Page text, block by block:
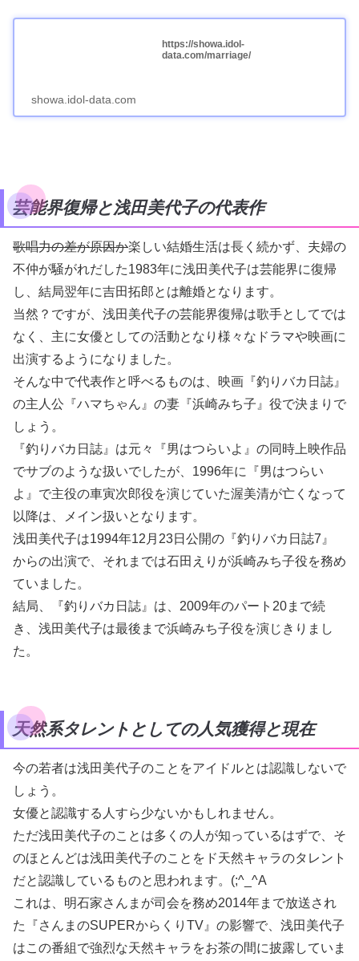
https://showa.idol-
data.com/marriage/
showa.idol-data.com
芸能界復帰と浅田美代子の代表作
歌唱力の差が原因か楽しい結婚生活は長く続かず、夫婦の
不仲が騒がれだした1983年に浅田美代子は芸能界に復帰
し、結局翌年に吉田拓郎とは離婚となります。
当然？ですが、浅田美代子の芸能界復帰は歌手としてでは
なく、主に女優としての活動となり様々なドラマや映画に
出演するようになりました。
そんな中で代表作と呼べるものは、映画『釣りバカ日誌』
の主人公『ハマちゃん』の妻『浜崎みち子』役で決まりで
しょう。
『釣りバカ日誌』は元々『男はつらいよ』の同時上映作品
でサブのような扱いでしたが、1996年に『男はつらい
よ』で主役の車寅次郎役を演じていた渥美清が亡くなって
以降は、メイン扱いとなります。
浅田美代子は1994年12月23日公開の『釣りバカ日誌7』
からの出演で、それまでは石田えりが浜崎みち子役を務め
ていました。
結局、『釣りバカ日誌』は、2009年のパート20まで続
き、浅田美代子は最後まで浜崎みち子役を演じきりまし
た。
天然系タレントとしての人気獲得と現在
今の若者は浅田美代子のことをアイドルとは認識しないで
しょう。
女優と認識する人すら少ないかもしれません。
ただ浅田美代子のことは多くの人が知っているはずで、そ
のほとんどは浅田美代子のことをド天然キャラのタレント
だと認識しているものと思われます。(;^_^A
これは、明石家さんまが司会を務め2014年まで放送され
た『さんまのSUPERからくりTV』の影響で、浅田美代子
はこの番組で強烈な天然キャラをお茶の間に披露していま